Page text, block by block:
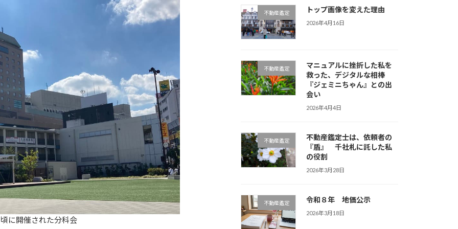
に開催された分科会
不動産鑑定 トップ画像を変えた理由
2026年4月16日
不動産鑑定
マニュアルに挫折した私を
救った、デジタルな相棒
『ジェミニちゃん』との出
会い
2026年4月4日
不動産鑑定
不動産鑑定士は、依頼者の
『盾』 千社札に託した私
の役割
2026年3月28日
不動産鑑定 令和８年 地価公示
2026年3月18日